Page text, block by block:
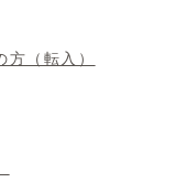
（転入）